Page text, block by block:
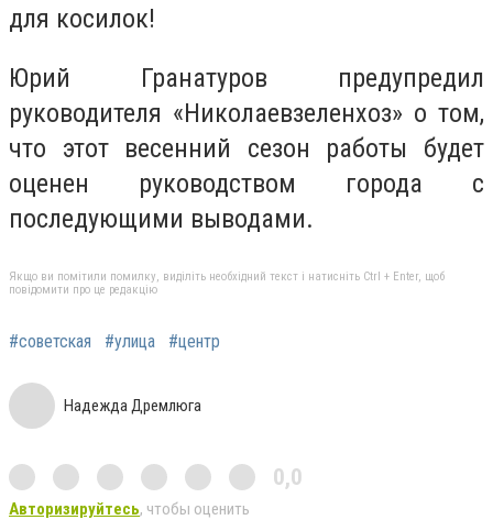
для косилок!
Юрий Гранатуров предупредил
руководителя «Николаевзеленхоз» о том,
что этот весенний сезон работы будет
оценен руководством города с
последующими выводами.
Якщо ви помітили помилку, виділіть необхідний текст і натисніть Ctrl + Enter, щоб
повідомити про це редакцію
#советская #улица #центр
Надежда Дремлюга
0,0
Авторизируйтесь, чтобы оценить